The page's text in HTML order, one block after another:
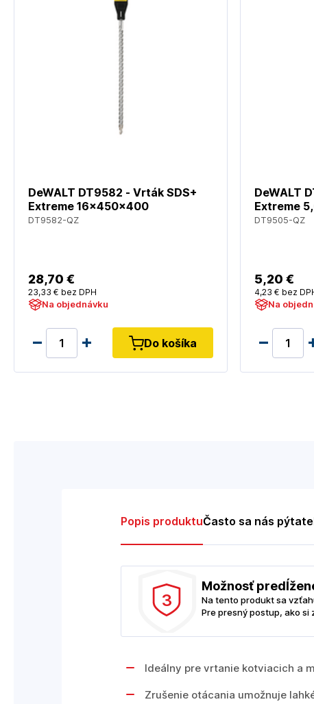
DeWALT DT9582 - Vrták SDS+
Extreme 16x450x400
DT9582-QZ
28,70 €
23,33 € bez DPH
Na objednávku
Do košíka
DeWALT
Extreme
DT9505-QZ
5,20 €
4,23 € bez
Na
Popis produktuČasto sa nás pýtate
3
Možnosť
Na tento produkt sa
Pre presný postup, ako
Ideálny pre vrtanie kotviacich a
Zrušenie otácania umožnuje